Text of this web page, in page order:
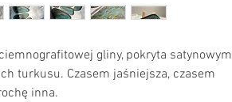
gliny, pokryta satynowym
turkusu. Czasem jaśniejsza, czasem
inna.